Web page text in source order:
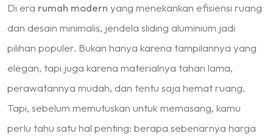
Di era rumah modern yang menekankan efisiensi ruang
dan desain minimalis, jendela sliding aluminium jadi
pilihan populer. Bukan hanya karena tampilannya yang
elegan, tapi juga karena materialnya tahan lama,
perawatannya mudah, dan tentu saja hemat ruang.
Tapi, sebelum memutuskan untuk memasang, kamu
perlu tahu satu hal penting: berapa sebenarnya harga